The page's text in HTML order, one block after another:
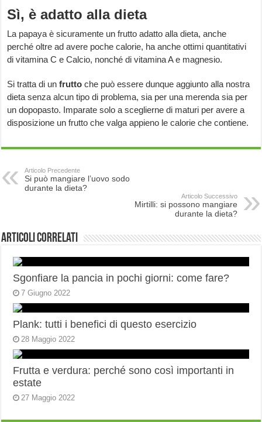
Sì, è adatto alla dieta
La papaya è sicuramente un frutto adatto alla dieta, anche
perché oltre ad avere poche calorie, ha anche ottimi quantitativi
di vitamina C e Calcio, nonché di vitamina A e magnesio.
Si tratta di unfrutto che può essere dunque aggiunto alla nostra
dieta senza alcun tipo di problema, sia per una merenda sia per
un dopopasto. Imparate solo a sceglierne di maturi per avere a
disposizione un frutto che valga appieno le calorie che contiene.
Articolo Precedente
Si può mangiare l’uovo sodo
durante la dieta?
Articolo Successivo
Mirtilli: si possono mangiare
durante la dieta?
Articoli correlati
Sgonfiare la pancia in pochi giorni: come fare?
7 Giugno 2022
Plank: tutti i benefici di questo esercizio
28 Maggio 2022
Frutta e verdura: perché sono così importanti in
estate
27 Maggio 2022